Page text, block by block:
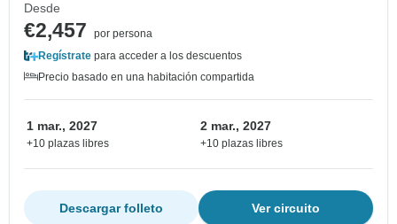
Desde
€2,457
por persona
Regístrate para acceder a los descuentos
Precio basado en una habitación compartida
1 mar., 2027
+10 plazas libres
2 mar., 2027
+10 plazas libres
Ver circuito
Descargar folleto